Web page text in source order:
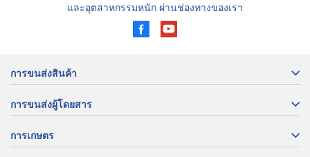
และอุตสาหกรรมหนัก ผ่านช่องทางของเรา
การขนส่งสินค้า
การขนส่งผู้โดยสาร
การเกษตร